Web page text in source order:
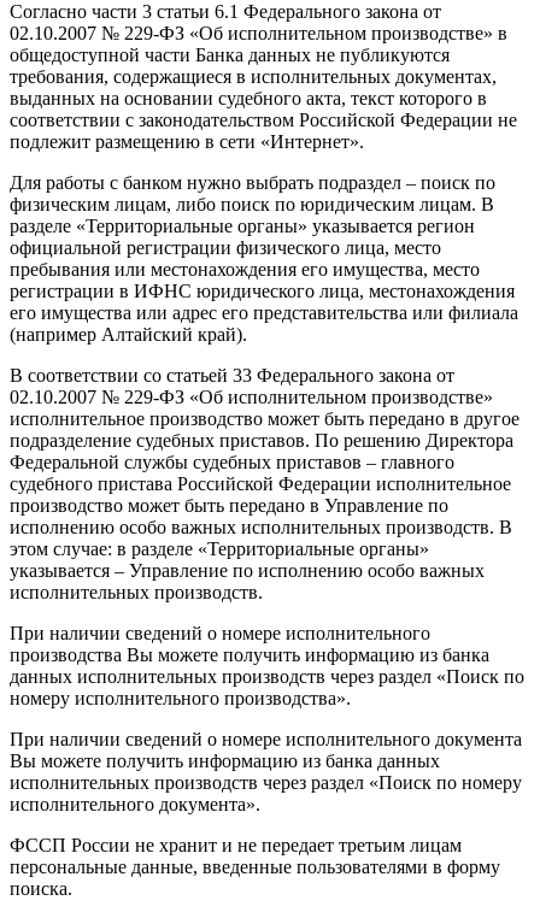
Согласно части 3 статьи 6.1 Федерального закона от
02.10.2007 № 229-ФЗ «Об исполнительном производстве» в
общедоступной части Банка данных не публикуются
требования, содержащиеся в исполнительных документах,
выданных на основании судебного акта, текст которого в
соответствии с законодательством Российской Федерации не
подлежит размещению в сети «Интернет».
Для работы с банком нужно выбрать подраздел – поиск по
физическим лицам, либо поиск по юридическим лицам. В
разделе «Территориальные органы» указывается регион
официальной регистрации физического лица, место
пребывания или местонахождения его имущества, место
регистрации в ИФНС юридического лица, местонахождения
его имущества или адрес его представительства или филиала
(например Алтайский край).
В соответствии со статьей 33 Федерального закона от
02.10.2007 № 229-ФЗ «Об исполнительном производстве»
исполнительное производство может быть передано в другое
подразделение судебных приставов. По решению Директора
Федеральной службы судебных приставов – главного
судебного пристава Российской Федерации исполнительное
производство может быть передано в Управление по
исполнению особо важных исполнительных производств. В
этом случае: в разделе «Территориальные органы»
указывается – Управление по исполнению особо важных
исполнительных производств.
При наличии сведений о номере исполнительного
производства Вы можете получить информацию из банка
данных исполнительных производств через раздел «Поиск по
номеру исполнительного производства».
При наличии сведений о номере исполнительного документа
Вы можете получить информацию из банка данных
исполнительных производств через раздел «Поиск по номеру
исполнительного документа».
ФССП России не хранит и не передает третьим лицам
персональные данные, введенные пользователями в форму
поиска.